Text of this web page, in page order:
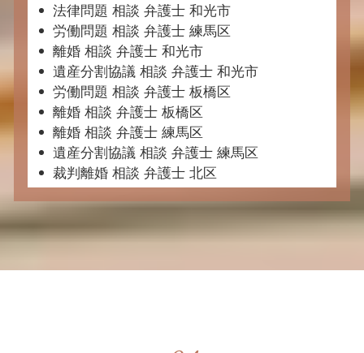
法律問題 相談 弁護士 和光市
労働問題 相談 弁護士 練馬区
離婚 相談 弁護士 和光市
遺産分割協議 相談 弁護士 和光市
労働問題 相談 弁護士 板橋区
離婚 相談 弁護士 板橋区
離婚 相談 弁護士 練馬区
遺産分割協議 相談 弁護士 練馬区
裁判離婚 相談 弁護士 北区